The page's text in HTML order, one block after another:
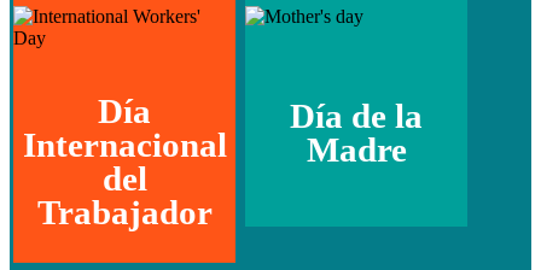
Día
Internacional
del
Trabajador
Día de la
Madre